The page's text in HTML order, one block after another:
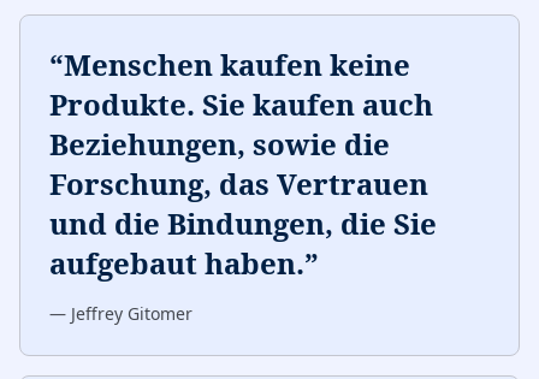
“Menschen kaufen keine
Produkte. Sie kaufen auch
Beziehungen, sowie die
Forschung, das Vertrauen
und die Bindungen, die Sie
aufgebaut haben.”
— Jeffrey Gitomer